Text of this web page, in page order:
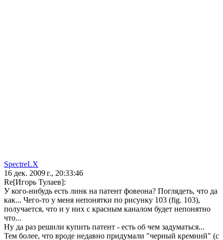
SpectreLX
16 дек. 2009 г., 20:33:46
Re[Игорь Тулаев]:
У кого-нибудь есть линк на патент фовеона? Поглядеть, что да
как... Чего-то у меня непонятки по рисунку 103 (fig. 103),
получается, что и у них с красным каналом будет непонятно
что...
Ну да раз решили купить патент - есть об чем задуматься...
Тем более, что вроде недавно придумали "черный кремний" (с